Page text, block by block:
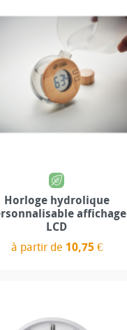
Horloge hydrolique
affichage
LCD
à partir de 10,75 €